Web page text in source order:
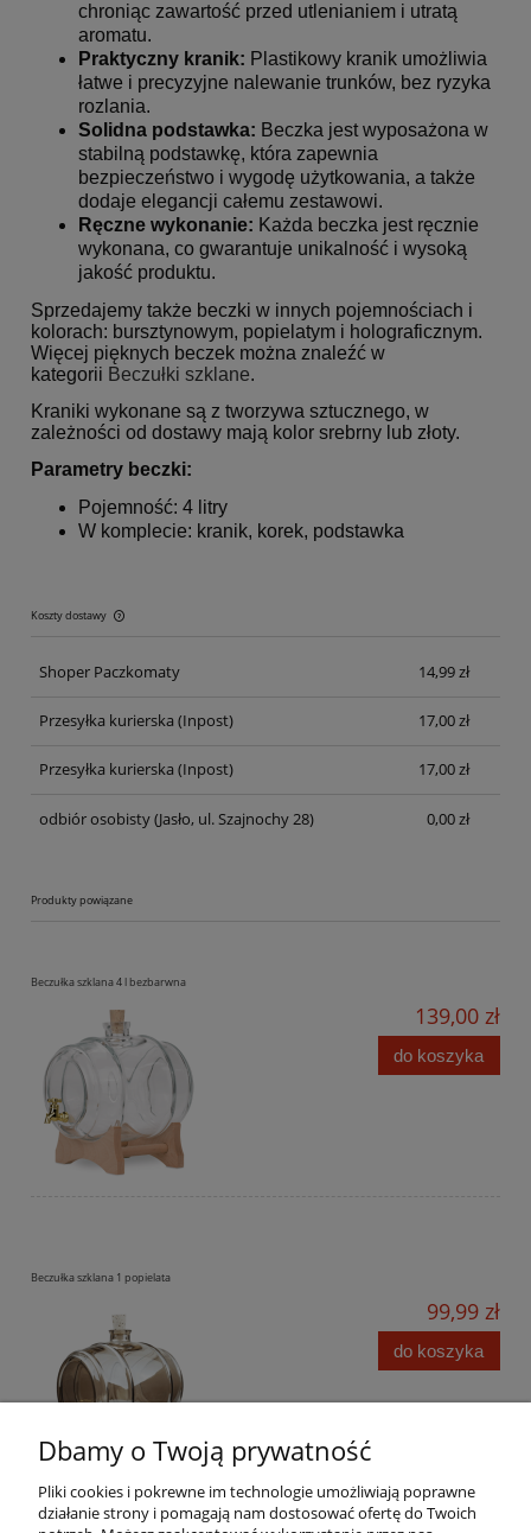
chroniąc zawartość przed utlenianiem i utratą
aromatu.
Praktyczny kranik: Plastikowy kranik umożliwia
łatwe i precyzyjne nalewanie trunków, bez ryzyka
rozlania.
Solidna podstawka: Beczka jest wyposażona w
stabilną podstawkę, która zapewnia
bezpieczeństwo i wygodę użytkowania, a także
dodaje elegancji całemu zestawowi.
Ręczne wykonanie: Każda beczka jest ręcznie
wykonana, co gwarantuje unikalność i wysoką
jakość produktu.
Sprzedajemy także beczki w innych pojemnościach i
kolorach: bursztynowym, popielatym i holograficznym.
Więcej pięknych beczek można znaleźć w
kategorii Beczułki szklane.
Kraniki wykonane są z tworzywa sztucznego, w
zależności od dostawy mają kolor srebrny lub złoty.
Parametry beczki:
Pojemność: 4 litry
W komplecie: kranik, korek, podstawka
Koszty dostawy
Cena nie zawiera ewentualnych kosztów płatności
Shoper Paczkomaty
14,99 zł
Przesyłka kurierska (Inpost) 17,00 zł
Przesyłka kurierska (Inpost) 17,00 zł
odbiór osobisty(Jasło, ul. Szajnochy 28) 0,00 zł
Produkty powiązane
Beczułka szklana 4 l bezbarwna
139,00 zł
do koszyka
Beczułka szklana 1 popielata
99,99 zł
do koszyka
Dbamy o Twoją prywatność
Pliki cookies i pokrewne im technologie umożliwiają poprawne
działanie strony i pomagają nam dostosować ofertę do Twoich